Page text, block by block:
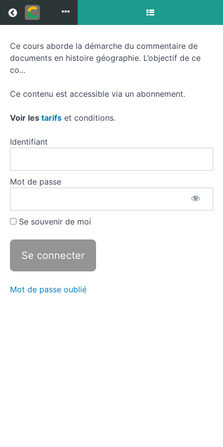
Return to all courses
Commentaire
de
documents
en
histoire
géographie
Course
Ce cours aborde la démarche du commentaire de
documents en histoire géographie. L’objectif de ce
co...
Ce contenu est accessible via un abonnement.
Voir les tarifs et conditions.
Identifiant
Mot de passe
Se souvenir de moi
Mot de passe oublié